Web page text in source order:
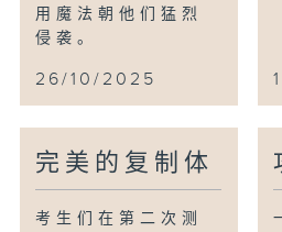
用魔法朝他们猛烈
侵袭。
26/10/2025
完美的复制体
考生们在第二次测